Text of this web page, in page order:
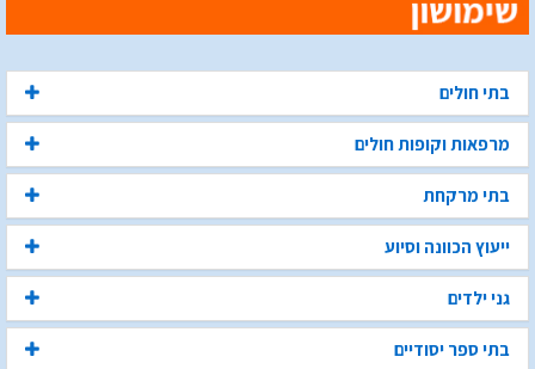
בתי חולים
מרפאות וקופות חולים
בתי מרקחת
ייעוץ הכוונה וסיוע
גני ילדים
בתי ספר יסודיים